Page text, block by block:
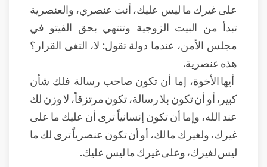
على غيرك ما ليس عليك، أنت عنصري، والعنصرية
تبدأ من البيت الزوجية وتنتهي بحق الفيتو في
مجلس الأمن، عندما دولة تقول: لا، التغى القرار؟
هذه عنصرية.
أيها الأخوة، إما أن تكون صاحب رسالة فلك شأن
كبير، أو أن تكون بلا رسالة، تكون مرتزقاً، لا وزن لك
عند الله، وإما أن تكون إنسانياً ترى أن عليك ما على
غيرك، ولغيرك ما لك، أو أن تكون عنصرياً ترى لك ما
ليس لغيرك، وعلى غيرك ما ليس عليك.